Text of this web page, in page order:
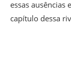
essas ausências
capítulo dessa